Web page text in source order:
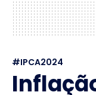
#IPCA2024